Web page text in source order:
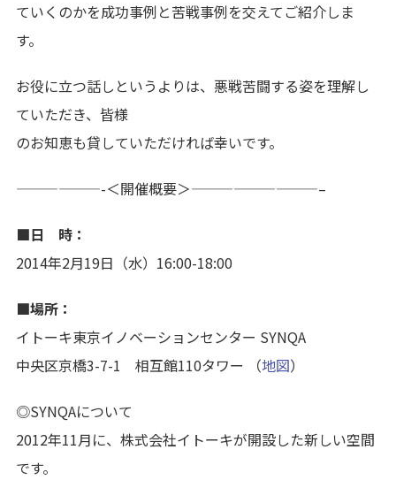
ていくのかを成功事例と苦戦事例を交えてご紹介しま
す。
お役に立つ話しというよりは、悪戦苦闘する姿を理解し
ていただき、皆様
のお知恵も貸していただければ幸いです。
——————-＜開催概要＞—————————–
■日 時：
2014年2月19日（水）16:00-18:00
■場所：
イトーキ東京イノベーションセンター SYNQA
中央区京橋3-7-1 相互館110タワー （地図）
◎SYNQAについて
2012年11月に、株式会社イトーキが開設した新しい空間
です。